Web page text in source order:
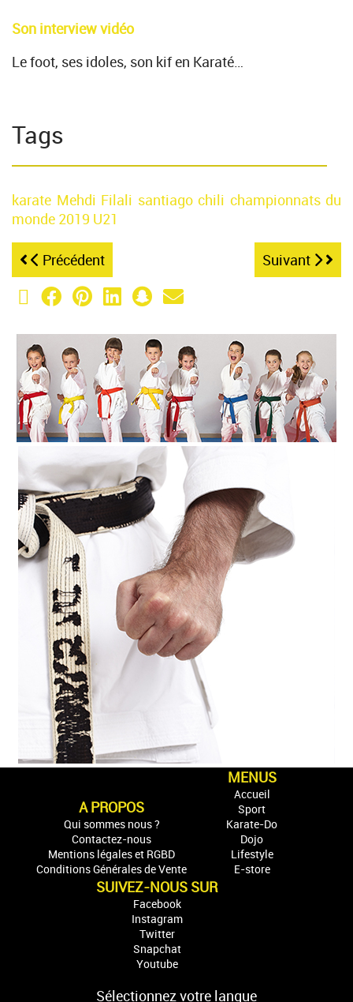
Son interview vidéo
Le foot, ses idoles, son kif en Karaté…
Tags
karate Mehdi Filali santiago chili championnats du
monde 2019 U21
Précédent Suivant
X (Twitter)
Facebook
Pinterest
LinkedIn
Snapchat
Email
A PROPOS
Qui sommes nous ?
Contactez-nous
Mentions légales et RGBD
Conditions Générales de Vente
MENUS
Accueil
Sport
Karate-Do
Dojo
Lifestyle
E-store
SUIVEZ-NOUS SUR
Facebook
Instagram
Twitter
Snapchat
Youtube
Sélectionnez votre langue